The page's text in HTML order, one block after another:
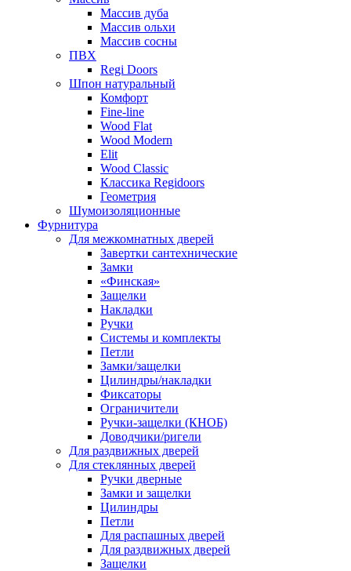
Массив дуба
Массив ольхи
Массив сосны
ПВХ
Regi Doors
Шпон натуральный
Комфорт
Fine-line
Wood Flat
Wood Modern
Elit
Wood Classic
Классика Regidoors
Геометрия
Шумоизоляционные
Фурнитура
Для межкомнатных дверей
Завертки сантехнические
Замки
«Финская»
Защелки
Накладки
Ручки
Системы и комплекты
Петли
Замки/защелки
Цилиндры/накладки
Фиксаторы
Ограничители
Ручки-защелки (КНОБ)
Доводчики/ригели
Для раздвижных дверей
Для стеклянных дверей
Ручки дверные
Замки и защелки
Цилиндры
Петли
Для распашных дверей
Для раздвижных дверей
Защелки